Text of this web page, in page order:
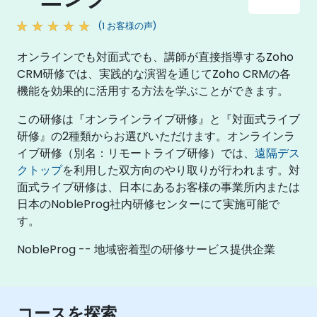
(1 お客様の声)
オンラインでも対面式でも、講師が直接指導するZoho
CRM研修では、実践的な演習を通じてZoho CRMの各
機能を効果的に活用する方法を学ぶことができます。
この研修は『オンラインライブ研修』と『対面式ライブ
研修』の2種類からお選びいただけます。オンラインラ
イブ研修（別名：リモートライブ研修）では、 遠隔デス
クトップを利用した双方向のやり取りが行われます。対
面式ライブ研修は、日本にあるお客様の事業所内または
日本のNobleProg社内研修センターにて実施可能で
す。
NobleProg -- 地域密着型の研修サービス提供企業